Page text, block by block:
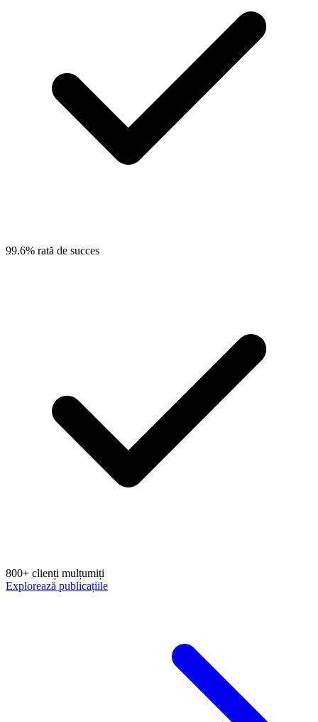
99.6% rată de succes
800+ clienți mulțumiți
Explorează publicațiile